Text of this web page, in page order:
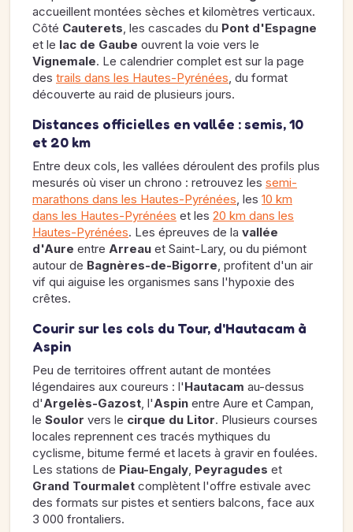
accueillent montées sèches et kilomètres verticaux.
Côté Cauterets, les cascades du Pont d'Espagne
et le lac de Gaube ouvrent la voie vers le
Vignemale. Le calendrier complet est sur la page
des trails dans les Hautes-Pyrénées, du format
découverte au raid de plusieurs jours.
Distances officielles en vallée : semis, 10
et 20 km
Entre deux cols, les vallées déroulent des profils plus
mesurés où viser un chrono : retrouvez les semi-
marathons dans les Hautes-Pyrénées, les 10 km
dans les Hautes-Pyrénées et les 20 km dans les
Hautes-Pyrénées. Les épreuves de la vallée
d'Aure entre Arreau et Saint-Lary, ou du piémont
autour de Bagnères-de-Bigorre, profitent d'un air
vif qui aiguise les organismes sans l'hypoxie des
crêtes.
Courir sur les cols du Tour, d'Hautacam à
Aspin
Peu de territoires offrent autant de montées
légendaires aux coureurs : l'Hautacam au-dessus
d'Argelès-Gazost, l'Aspin entre Aure et Campan,
le Soulor vers le cirque du Litor. Plusieurs courses
locales reprennent ces tracés mythiques du
cyclisme, bitume fermé et lacets à gravir en foulées.
Les stations de Piau-Engaly, Peyragudes et
Grand Tourmalet complètent l'offre estivale avec
des formats sur pistes et sentiers balcons, face aux
3 000 frontaliers.